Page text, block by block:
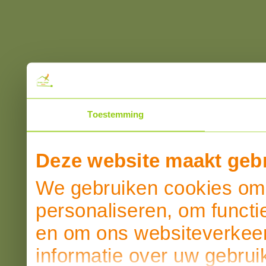
Toestemming
Deze website maakt
We gebruiken cookies
personaliseren, om
en om ons
informatie over uw